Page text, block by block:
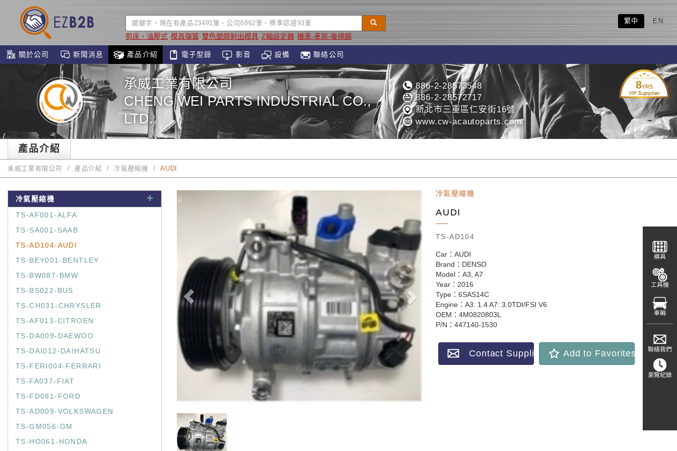
剪床，油壓式 模具彈簧 雙色塑膠射出模具 Z軸設定器 機車-車架-後視鏡
繁中 EN
關於公司 新聞消息 產品介紹 電子型錄 影音 設備 聯絡公司
8YRS
承威工業有限公司
CHENG WEI PARTS INDUSTRIAL CO.,
LTD.
886-2-28573548
886-2-28572717
新北市三重區仁安街16號
www.cw-acautoparts.com
產品介紹
承威工業有限公司 產品介紹 冷氣壓縮機 AUDI
冷氣壓縮機
TS-AF001-ALFA
TS-SA001-SAAB
TS-AD104-AUDI
TS-BEY001-BENTLEY
TS-BW087-BMW
TS-BS022-BUS
TS-CH031-CHRYSLER
TS-AF013-CITROEN
TS-DA009-DAEWOO
TS-DAI012-DAIHATSU
TS-FERI004-FERRARI
TS-FA037-FIAT
TS-FD081-FORD
TS-AD009-VOLKSWAGEN
TS-GM056-GM
TS-HO061-HONDA
冷氣壓縮機
AUDI
TS-AD104
Car：AUDI
Brand：DENSO
Model：A3, A7
Year：2016
Type：6SAS14C
Engine：A3: 1.4 A7: 3.0TDI/FSI V6
OEM：4M0820803L
P/N：447140-1530
Contact Supplier Add to Favorites
模具
工具機
車輛
聯絡我們
瀏覽紀錄